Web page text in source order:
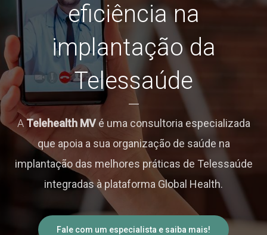
eficiência na
implantação da
Telessaúde
A Telehealth MV é uma consultoria especializada
que apoia a sua organização de saúde na
implantação das melhores práticas de Telessaúde
integradas à plataforma Global Health.
Fale com um especialista e saiba mais!